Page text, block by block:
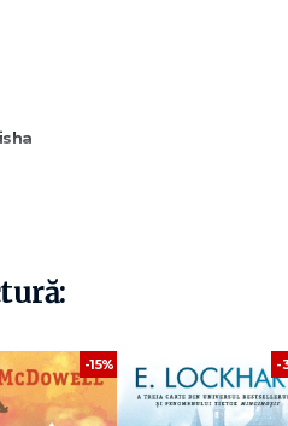
important, echipa a rămas fără
din întreaga lume, dornice
scene înfățișează o paradă de
- Kirkus Reviews
-15% -